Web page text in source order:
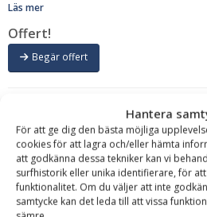
Hantera
För att ge dig den bästa möjliga
cookies för att lagra och/eller hämta
att godkänna dessa tekniker kan vi
surfhistorik eller unika identifierare, för
funktionalitet. Om du väljer att inte
samtycke kan det leda till att vissa
Läs mer
Offert!
Begär offert
STARK
Sopmaskin CSW – fäste Stor-